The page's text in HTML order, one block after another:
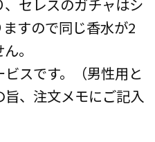
すので同じ香水が2
。
スです。（男性用と
、注文メモにご記入